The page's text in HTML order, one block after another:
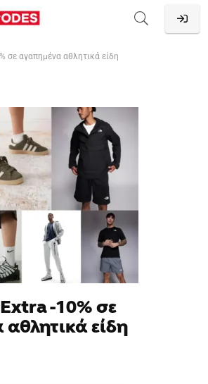
σε αγαπημένα αθλητικά είδη
-10% σε
είδη